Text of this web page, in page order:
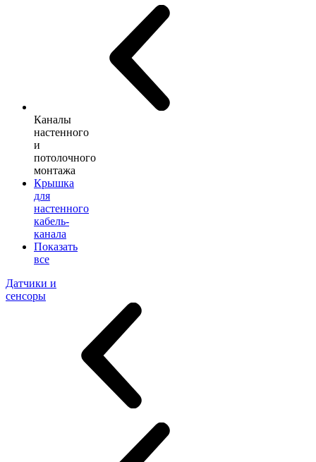
Каналы
настенного
и
потолочного
монтажа
Крышка
для
настенного
кабель-
канала
Показать
все
Датчики и
сенсоры